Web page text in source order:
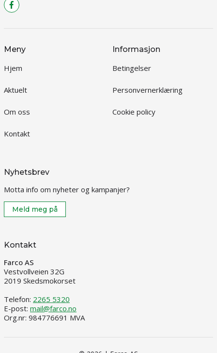
Meny
Hjem
Aktuelt
Om oss
Kontakt
Informasjon
Betingelser
Personvernerklæring
Cookie policy
Nyhetsbrev
Motta info om nyheter og kampanjer?
Meld meg på
Kontakt
Farco AS
Vestvollveien 32G
2019 Skedsmokorset
Telefon: 2265 5320
E-post: mail@farco.no
Org.nr: 984776691 MVA